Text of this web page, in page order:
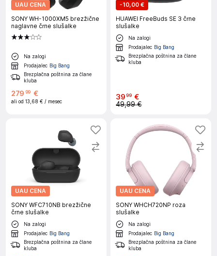
UAU CENA
SONY WH-1000XM5 brezžične
naglavne črne slušalke
Na zalogi
Prodajalec Big Bang
Brezplačna poštnina za člane
kluba
279 99 €
ali od 13,68 € / mesec
-10,00 €
HUAWEI FreeBuds SE 3 črne
slušalke
Na zalogi
Prodajalec Big Bang
Brezplačna poštnina za člane
kluba
3999 €
49,99 €
UAU CENA
SONY WFC710NB brezžične
črne slušalke
Na zalogi
Prodajalec Big Bang
Brezplačna poštnina za člane
kluba
UAU CENA
SONY WHCH720NP roza
slušalke
Na zalogi
Prodajalec Big Bang
Brezplačna poštnina za člane
kluba